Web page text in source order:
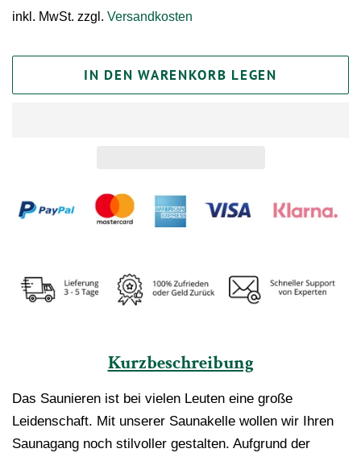
inkl. MwSt. zzgl. Versandkosten
IN DEN WARENKORB LEGEN
Kurzbeschreibung
Das Saunieren ist bei vielen Leuten eine große
Leidenschaft. Mit unserer Saunakelle wollen wir Ihren
Saunagang noch stilvoller gestalten. Aufgrund der